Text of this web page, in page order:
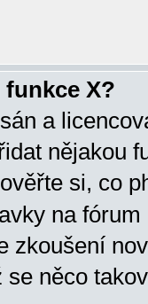
X?
a
nějakou
si, co
na
zkoušení
něco